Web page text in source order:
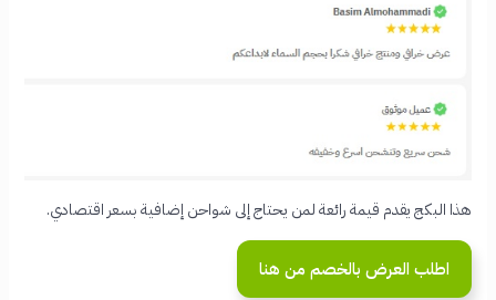
هذا البكج يقدم قيمة رائعة لمن يحتاج إلى شواحن إضافية بسعر اقتصادي.
اطلب العرض بالخصم من هنا